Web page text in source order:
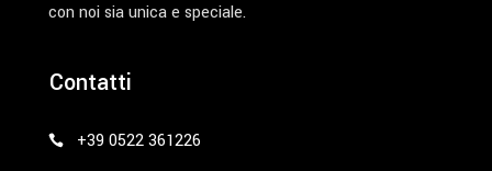
con noi sia unica e speciale.
Contatti
+39 0522 361226